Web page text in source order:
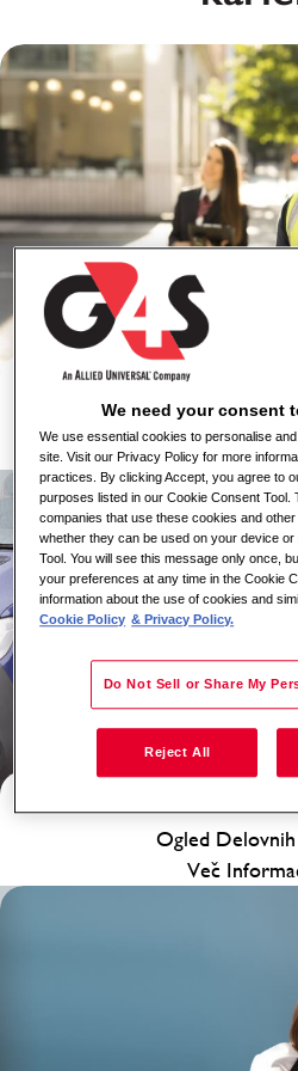
Varnostne
Ogled
Več
Prevoz
Ogled
Več
We need your consent
We use essential cookies to personalise
site. Visit our Privacy Policy for more
practices. By clicking Accept, you agree to
purposes listed in our Cookie Consent Tool.
companies that use these cookies and
whether they can be used on your device
Tool. You will see this message only once,
your preferences at any time in the Cookie
information about the use of cookies and
Cookie Policy & Privacy Policy.
Do Not Sell or Share My
Reject All